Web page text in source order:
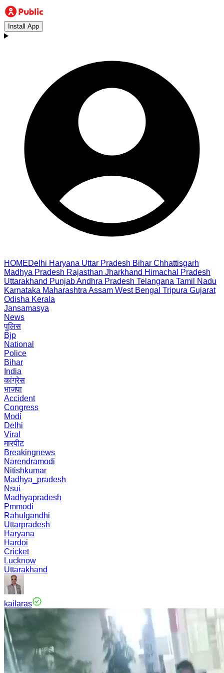
Install App
HOMEDelhi Haryana Uttar Pradesh Bihar Chhattisgarh
Madhya Pradesh Rajasthan Jharkhand Himachal Pradesh
Uttarakhand PunjabAndhra Pradesh Telangana Tamil Nadu
Karnataka Maharashtra Assam West Bengal Tripura Gujarat
Odisha Kerala
Jansamasya
News
पुलिस
Bjp
National
Police
Bihar
India
कांग्रेस
भाजपा
Accident
Congress
Modi
Delhi
Viral
मारपीट
Breakingnews
Narendramodi
Nitishkumar
Madhya_pradesh
Nsui
Madhyapradesh
Pmmodi
Rahulgandhi
Uttarpradesh
Haryana
Hardoi
Cricket
Lucknow
Uttarakhand
kailaras